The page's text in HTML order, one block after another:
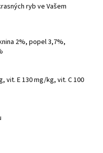
ryb ve Vašem
2%, popel 3,7%,
vit. E 130 mg/kg, vit. C 100